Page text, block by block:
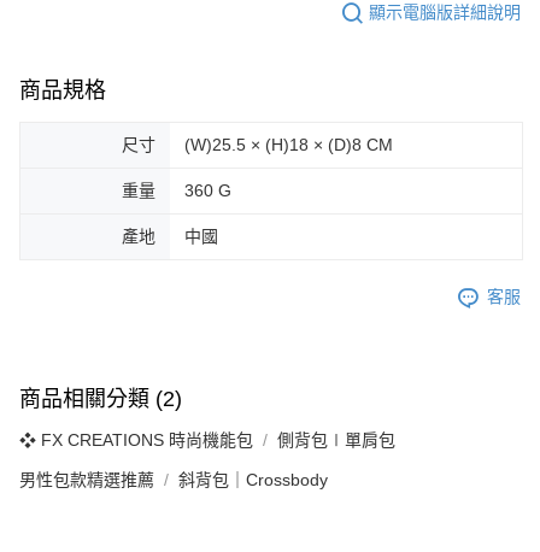
顯示電腦版詳細說明
商品規格
尺寸 (W)25.5 × (H)18 × (D)8 CM
重量 360 G
產地 中國
客服
商品相關分類 (2)
❖ FX CREATIONS 時尚機能包 側背包∣單肩包
男性包款精選推薦 斜背包｜Crossbody